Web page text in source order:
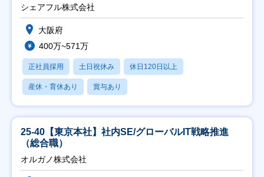
シェアフル株式会社
大阪府
400万~571万
正社員採用 土日祝休み 休日120日以上
産休・育休あり 賞与あり
25-40【東京本社】社内SE/グローバルIT戦略推進
（総合職）
オルガノ株式会社